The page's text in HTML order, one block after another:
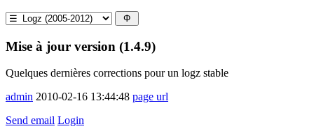
Mise à jour version (1.4.9)
Quelques dernières corrections pour un logz stable
admin 2010-02-16 13:44:48 page url
Send email Login